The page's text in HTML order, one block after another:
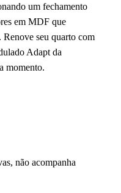
um fechamento
em MDF que
seu quarto com
Adapt da
momento.
não acompanha